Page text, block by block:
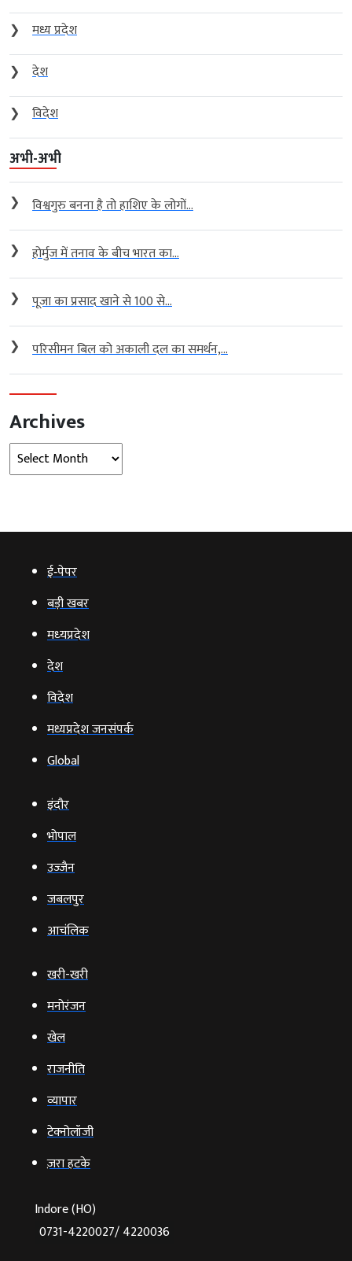
❯
मध्य प्रदेश
❯
देश
❯
विदेश
अभी-अभी
❯ विश्वगुरु बनना है तो हाशिए के लोगों...
❯ होर्मुज में तनाव के बीच भारत का...
❯ पूजा का प्रसाद खाने से 100 से...
❯ परिसीमन बिल को अकाली दल का समर्थन,...
Archives
Archives
ई‑पेपर
बड़ी खबर
मध्‍यप्रदेश
देश
विदेश
मध्यप्रदेश जनसंपर्क
Global
इंदौर
भोपाल
उज्‍जैन
जबलपुर
आचंलिक
खरी-खरी
मनोरंजन
खेल
राजनीति
व्‍यापार
टेक्‍नोलॉजी
ज़रा हटके
Indore (HO)
0731-4220027/ 4220036